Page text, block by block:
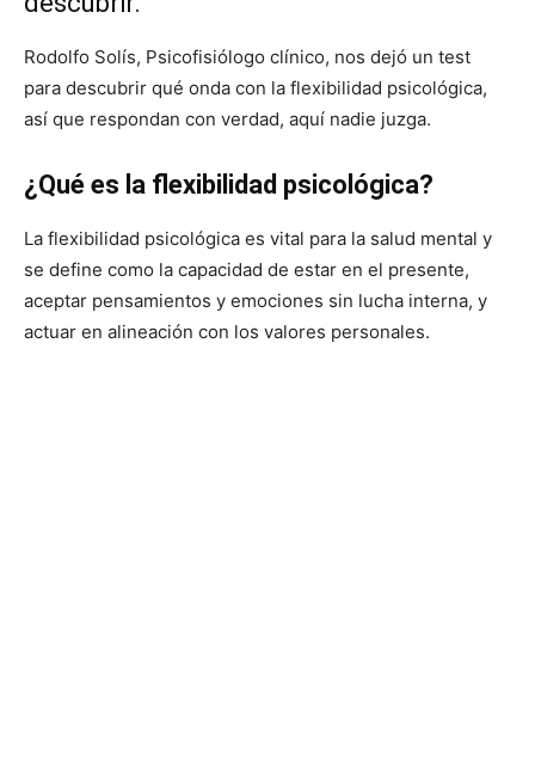
Rodolfo Solís, Psicofisiólogo clínico, nos dejó un test
para descubrir qué onda con la flexibilidad psicológica,
así que respondan con verdad, aquí nadie juzga.
¿Qué es la flexibilidad psicológica?
La flexibilidad psicológica es vital para la salud mental y
se define como la capacidad de estar en el presente,
aceptar pensamientos y emociones sin lucha interna, y
actuar en alineación con los valores personales.